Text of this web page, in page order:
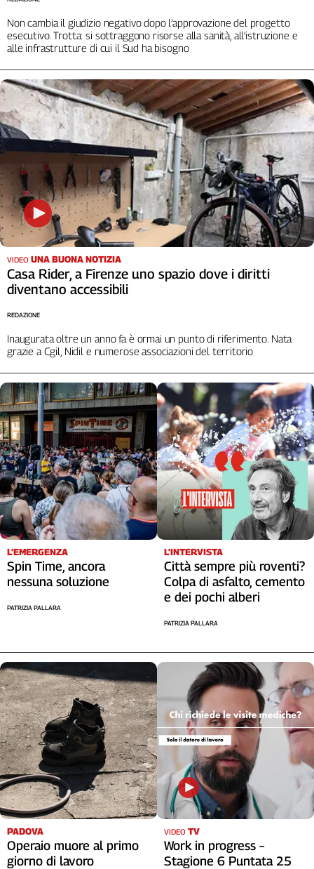
Liguria
Lombardia
Marche
Sardegna
Sicilia
Toscana
Trentino
Umbria
Valle
D'Aosta
Veneto
Archivio
Storico
1955-
2014
La
redazione
Newsletter
Social
Non cambia il giudizio negativo dopo l’approvazione del progetto
esecutivo. Trotta: si sottraggono risorse alla sanità, all'istruzione e
alle infrastrutture di cui il Sud ha bisogno
VIDEO UNA BUONA NOTIZIA
Casa Rider, a Firenze uno spazio dove i diritti
diventano accessibili
Inaugurata oltre un anno fa è ormai un punto di riferimento. Nata
grazie a Cgil, Nidil e numerose associazioni del territorio
REDAZIONE
L’EMERGENZA
Spin Time, ancora
nessuna soluzione
PATRIZIA PALLARA
L’INTERVISTA
Città sempre più roventi?
Colpa di asfalto, cemento
e dei pochi alberi
PATRIZIA PALLARA
PADOVA
Operaio muore al primo
giorno di lavoro
VIDEO TV
Work in progress –
Stagione 6 Puntata 25